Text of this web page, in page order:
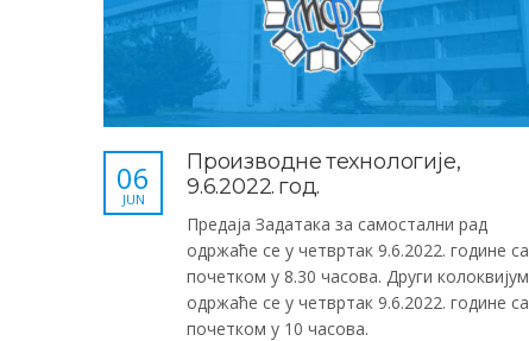
Производне технологије,
9.6.2022. год.
06
JUN
Предаја Задатака за самостални рад
одржаће се у четвртак 9.6.2022. године са
почетком у 8.30 часова. Други колоквијум
одржаће се у четвртак 9.6.2022. године са
почетком у 10 часова.